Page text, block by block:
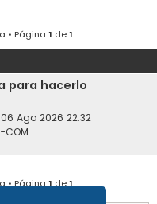
• Página 1 de1
para hacerlo
06 Ago 2026 22:32
COM
• Página1de1